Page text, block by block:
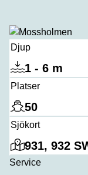
Djup
1 - 6 m
Platser
50
Sjökort
931, 932
Service